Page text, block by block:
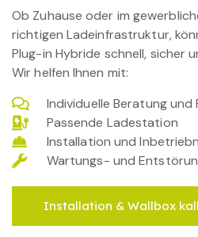
Ob Zuhause oder im
richtigen Ladeinfrastruktur,
Plug-in Hybride schnell, sicher
Wir helfen Ihnen mit:
Individuelle Beratung und
Passende Ladestation
Installation und
Wartungs- und
Installation & Wallbox